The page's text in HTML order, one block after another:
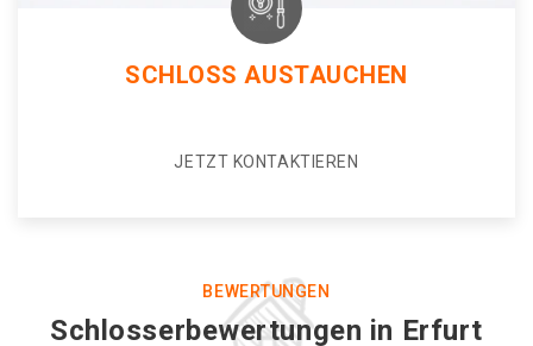
SCHLOSS AUSTAUCHEN
JETZT KONTAKTIEREN
BEWERTUNGEN
Schlosserbewertungen in Erfurt